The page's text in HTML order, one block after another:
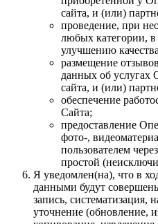
сайта, и (или)
проведение, при
любых категории, в
улучшению
размещение
данных об услугах
сайта, и (или)
обеспечение
Сайта;
предоставление
фото-,
пользователем
простой
Я уведомлен(на), что в
данными будут
запись, систематизация,
уточнение (обновление,